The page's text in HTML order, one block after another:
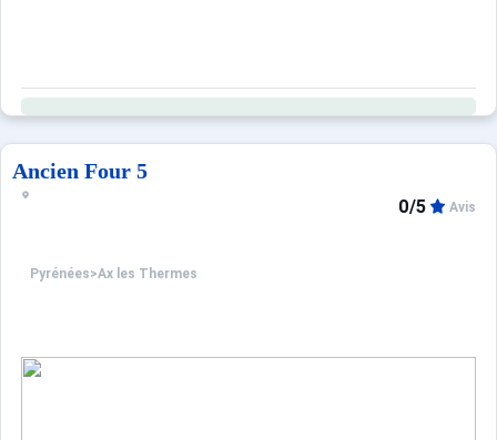
Ancien Four 5
Pyrénées>Ax les Thermes
0/5 Avis